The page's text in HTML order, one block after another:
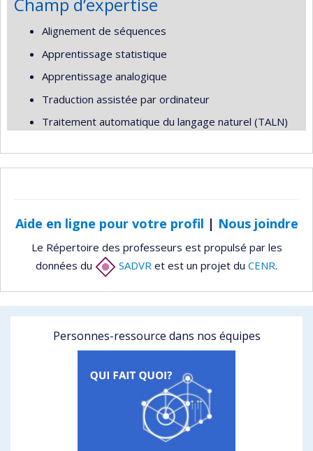
Alignement de séquences
Apprentissage statistique
Apprentissage analogique
Traduction assistée par ordinateur
Traitement automatique du langage naturel (TALN)
Aide en ligne pour votre profil | Nous joindre
Le Répertoire des professeurs est propulsé par les
données du
SADVR et est un projet du CENR.
Personnes-ressource dans nos équipes